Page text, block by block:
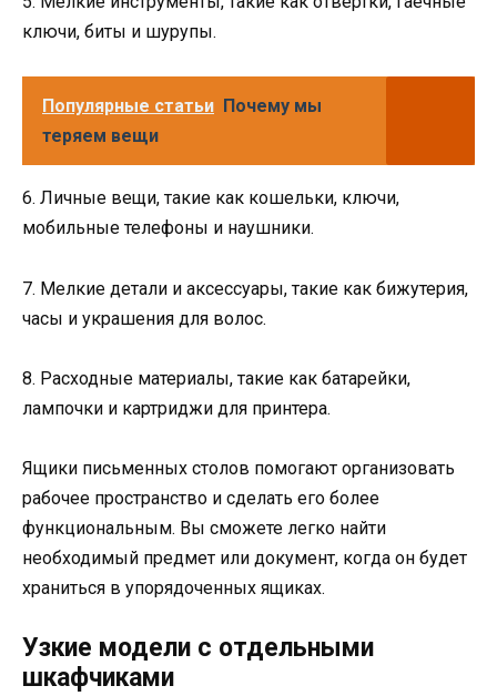
ключи, биты и шурупы.
Популярные статьи Почему мы
теряем вещи
6. Личные вещи, такие как кошельки, ключи,
мобильные телефоны и наушники.
7. Мелкие детали и аксессуары, такие как бижутерия,
часы и украшения для волос.
8. Расходные материалы, такие как батарейки,
лампочки и картриджи для принтера.
Ящики письменных столов помогают организовать
рабочее пространство и сделать его более
функциональным. Вы сможете легко найти
необходимый предмет или документ, когда он будет
храниться в упорядоченных ящиках.
Узкие модели с отдельными
шкафчиками